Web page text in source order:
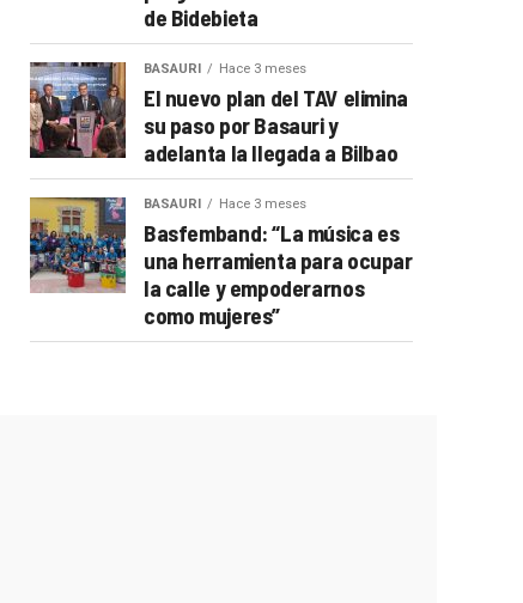
de Bidebieta
BASAURI Hace 3 meses
El nuevo plan del TAV elimina
su paso por Basauri y
adelanta la llegada a Bilbao
BASAURI Hace 3 meses
Basfemband: “La música es
una herramienta para ocupar
la calle y empoderarnos
como mujeres”